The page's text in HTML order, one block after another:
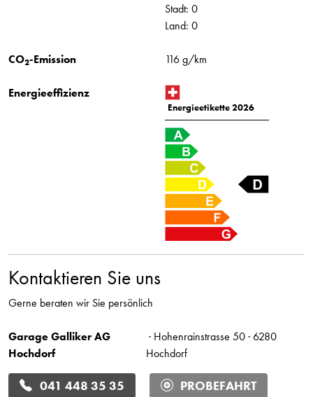
Stadt: 0
Land: 0
CO2-Emission 116 g/km
Energieeffizienz
Energieetikette 2026
Kontaktieren Sie uns
Gerne beraten wir Sie persönlich
Garage Galliker AG
Hochdorf
· Hohenrainstrasse 50 · 6280
Hochdorf
041 448 35 35 PROBEFAHRT